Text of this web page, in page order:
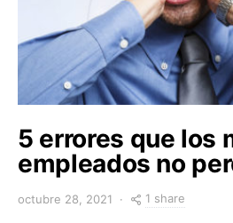
5 errores que los
empleados no
octubre 28, 2021 1 share